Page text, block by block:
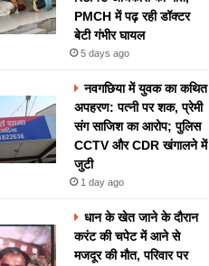
PMCH में पढ़ रही डॉक्टर
बेटी गंभीर घायल
5 days ago
नवगछिया में युवक का कथित
अपहरण: पत्नी पर शक, प्रेमी
संग साजिश का आरोप; पुलिस
CCTV और CDR खंगालने में
जुटी
1 day ago
धान के खेत जाने के दौरान
करंट की चपेट में आने से
मजदूर की मौत, परिवार पर